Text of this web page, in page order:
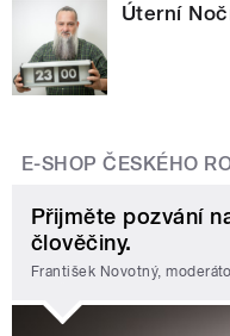
Úterní
E-SHOP ČESKÉHO
Přijměte pozvání
člověčiny.
František Novotný,